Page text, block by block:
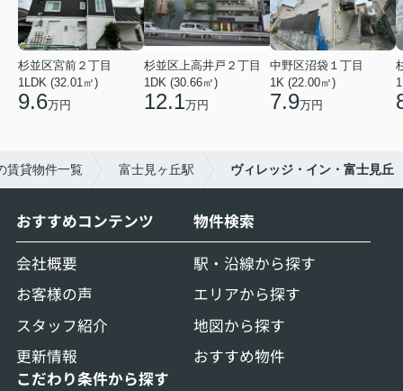
杉並区宮前２丁目
1LDK (32.01㎡)
9.6万円
杉並区上高井戸２丁目
1DK (30.66㎡)
12.1万円
中野区沼袋１丁目
1K (22.00㎡)
7.9万円
賃貸物件一覧 富士見ヶ丘駅 ヴィレッジ・イン・富士見丘
おすすめコンテンツ
会社概要
お客様の声
スタッフ紹介
更新情報
物件検索
駅・沿線から探す
エリアから探す
地図から探す
おすすめ物件
こだわり条件から探す